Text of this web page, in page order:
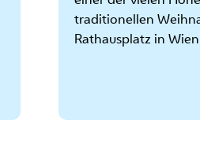
traditionellen
Rathausplatz in